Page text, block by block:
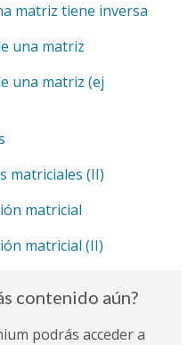
matriz tiene inversa
una matriz
una matriz (ej
matriciales (II)
matricial
matricial (II)
contenido aún?
podrás acceder a